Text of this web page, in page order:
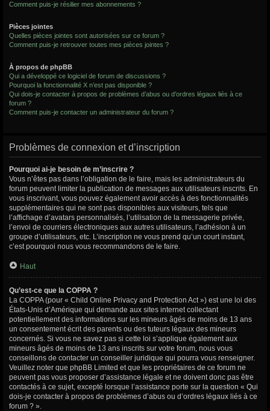
Comment puis-je résilier mes abonnements ?
Pièces jointes
Quelles pièces jointes sont autorisées sur ce forum ?
Comment puis-je retrouver toutes mes pièces jointes ?
À propos de phpBB
Qui a développé ce logiciel de forum de discussions ?
Pourquoi la fonctionnalité X n’est pas disponible ?
Qui dois-je contacter à propos de problèmes d’abus ou d’ordres légaux liés à ce
forum ?
Comment puis-je contacter un administrateur du forum ?
Problèmes de connexion et d’inscription
Pourquoi ai-je besoin de m’inscrire ?
Vous n’êtes pas dans l’obligation de le faire, mais les administrateurs du
forum peuvent limiter la publication de messages aux utilisateurs inscrits. En
vous inscrivant, vous pouvez également avoir accès à des fonctionnalités
supplémentaires qui ne sont pas disponibles aux visiteurs, tels que
l’affichage d’avatars personnalisés, l’utilisation de la messagerie privée,
l’envoi de courriers électroniques aux autres utilisateurs, l’adhésion à un
groupe d’utilisateurs, etc. L’inscription ne vous prend qu’un court instant,
c’est pourquoi nous vous recommandons de le faire.
Haut
Qu’est-ce que la COPPA ?
La COPPA (pour « Child Online Privacy and Protection Act ») est une loi des
États-Unis d’Amérique qui demande aux sites internet collectant
potentiellement des informations sur les mineurs âgés de moins de 13 ans
un consentement écrit des parents ou des tuteurs légaux des mineurs
concernés. Si vous ne savez pas si cette loi s’applique également aux
mineurs âgés de moins de 13 ans inscrits sur votre forum, nous vous
conseillons de contacter un conseiller juridique qui pourra vous renseigner.
Veuillez noter que phpBB Limited et que les propriétaires de ce forum ne
peuvent pas vous proposer d’assistance légale et ne doivent donc pas être
contactés à ce sujet, excepté lorsque l’assistance porte sur la question « Qui
dois-je contacter à propos de problèmes d’abus ou d’ordres légaux liés à ce
forum ? ».